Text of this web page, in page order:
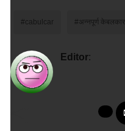
#cabulcar #अन्नपूर्ण केबलकार
Editor: